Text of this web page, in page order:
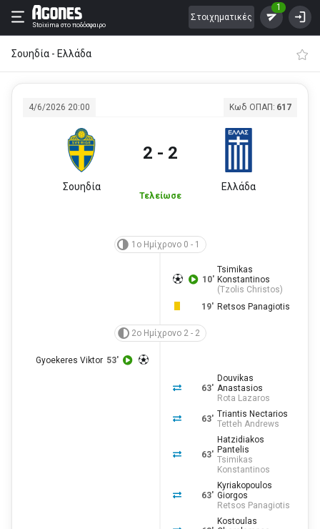
Stoixima στο ποδόσφαιρο
Στοιχηματικές
1
Σουηδία - Ελλάδα
4/6/2026 20:00 Κωδ ΟΠΑΠ: 617
Σουηδία
2 - 2
Τελείωσε
Ελλάδα
1ο Ημίχρονο 0 - 1
10'
Tsimikas
Konstantinos
(Tzolis Christos)
19' Retsos Panagiotis
2ο Ημίχρονο 2 - 2
53'
Gyoekeres Viktor
63'
Douvikas
Anastasios
Rota Lazaros
63' Triantis Nectarios
Tetteh Andrews
63'
Hatzidiakos
Pantelis
Tsimikas
Konstantinos
63'
Kyriakopoulos
Giorgos
Retsos Panagiotis
Kostoulas